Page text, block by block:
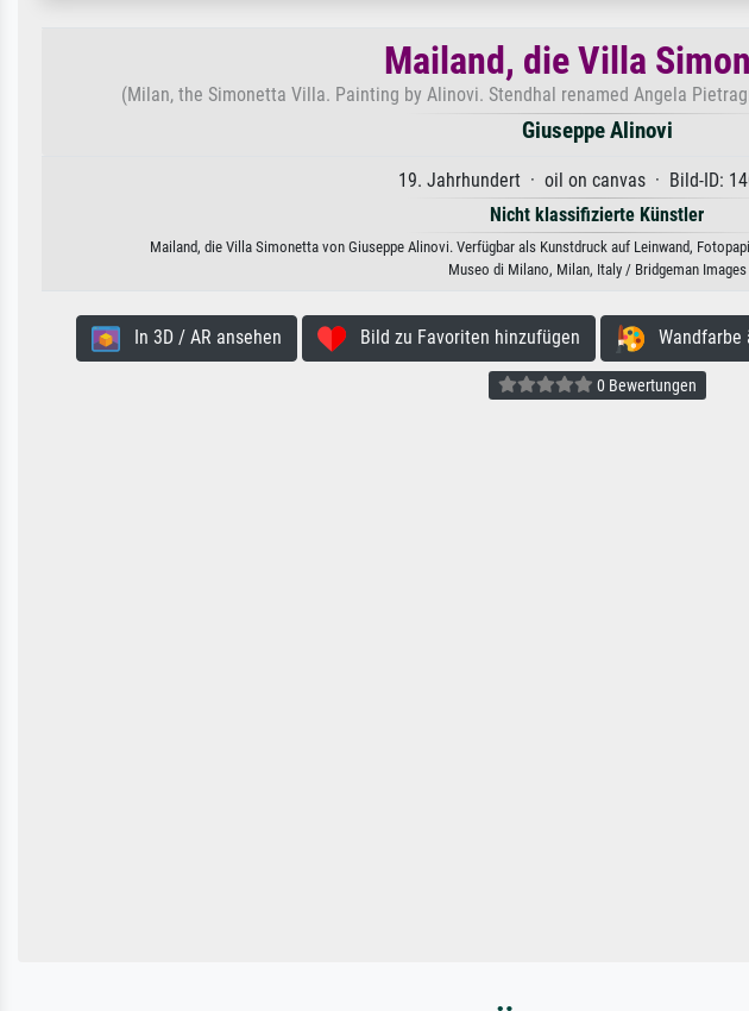
Mailand, die Villa
(Milan, the Simonetta Villa. Painting by Alinovi. Stendhal renamed Angela
Giuseppe Alinovi
19. Jahrhundert · oil on canvas · Bild-ID:
Nicht klassifizierte Künstler
Mailand, die Villa Simonetta von Giuseppe Alinovi. Verfügbar als Kunstdruck auf Leinwand,
Museo di Milano, Milan, Italy / Bridgeman Images
In 3D / AR ansehen Bild zu Favoriten hinzufügen Wandfarbe
0 Bewertungen